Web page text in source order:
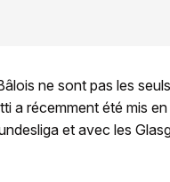
ne sont pas les
a récemment été mis
et avec les